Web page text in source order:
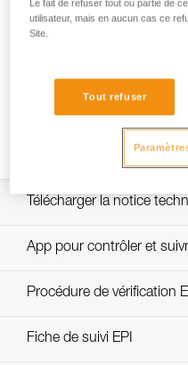
Changement fusible
App pour contrôler et
Procédure de vérification
verif-EPI-
Fiche de suivi EPI
Le fait de refuser tout ou partie de
utilisateur, mais en aucun cas ce
Site.
Tout refuser